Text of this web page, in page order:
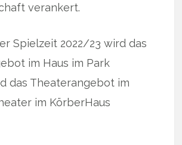
verankert.
Spielzeit 2022/23 wird das
im Haus im Park
das Theaterangebot im
im KörberHaus